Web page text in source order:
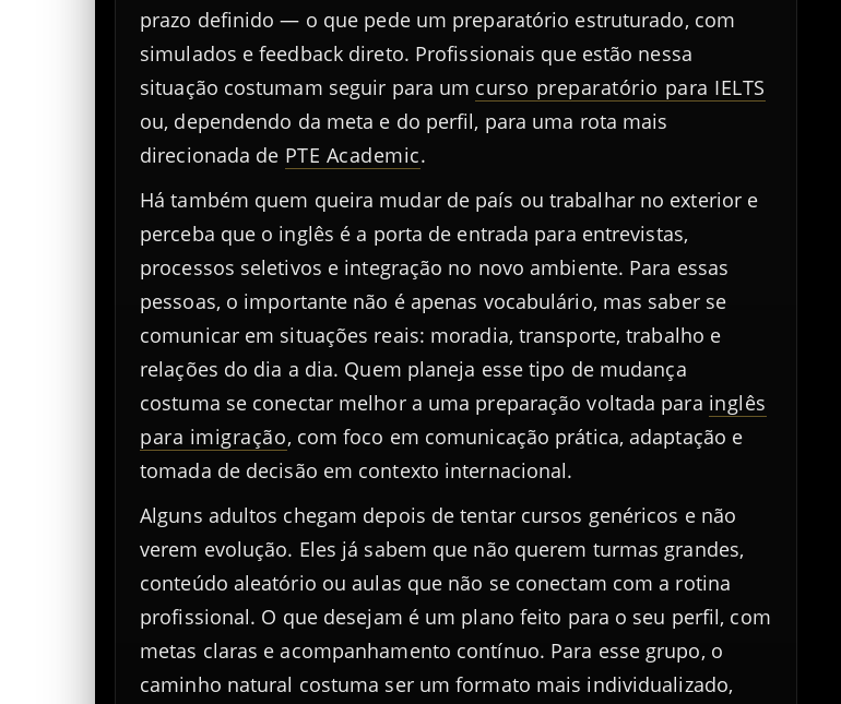
prazo definido — o que pede um preparatório estruturado, com
simulados e feedback direto. Profissionais que estão nessa
situação costumam seguir para um curso preparatório para IELTS
ou, dependendo da meta e do perfil, para uma rota mais
direcionada de PTE Academic.
Há também quem queira mudar de país ou trabalhar no exterior e
perceba que o inglês é a porta de entrada para entrevistas,
processos seletivos e integração no novo ambiente. Para essas
pessoas, o importante não é apenas vocabulário, mas saber se
comunicar em situações reais: moradia, transporte, trabalho e
relações do dia a dia. Quem planeja esse tipo de mudança
costuma se conectar melhor a uma preparação voltada para inglês
para imigração, com foco em comunicação prática, adaptação e
tomada de decisão em contexto internacional.
Alguns adultos chegam depois de tentar cursos genéricos e não
verem evolução. Eles já sabem que não querem turmas grandes,
conteúdo aleatório ou aulas que não se conectam com a rotina
profissional. O que desejam é um plano feito para o seu perfil, com
metas claras e acompanhamento contínuo. Para esse grupo, o
caminho natural costuma ser um formato mais individualizado,